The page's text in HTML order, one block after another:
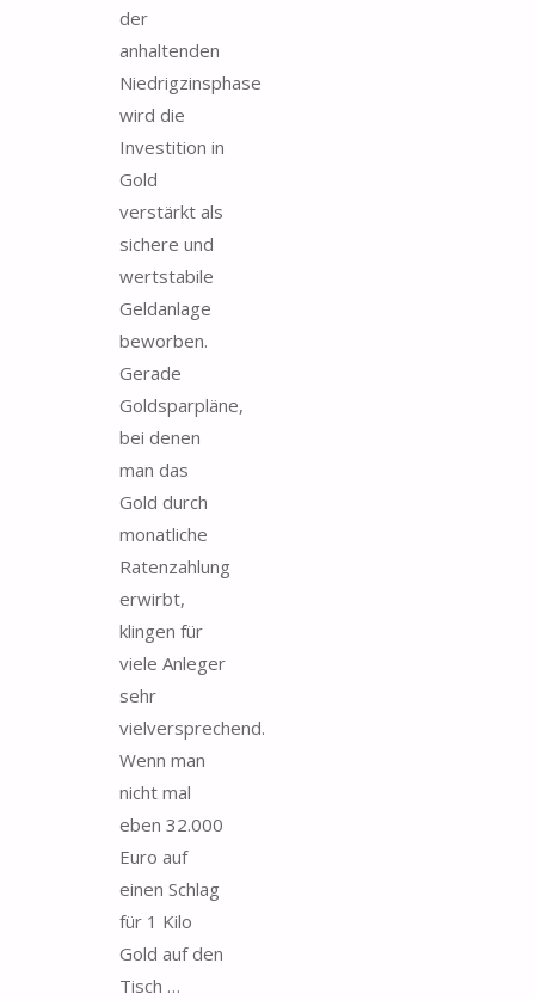
der
anhaltenden
Niedrigzinsphase
wird die
Investition in
Gold
verstärkt als
sichere und
wertstabile
Geldanlage
beworben.
Gerade
Goldsparpläne,
bei denen
man das
Gold durch
monatliche
Ratenzahlung
erwirbt,
klingen für
viele Anleger
sehr
vielversprechend.
Wenn man
nicht mal
eben 32.000
Euro auf
einen Schlag
für 1 Kilo
Gold auf den
Tisch …